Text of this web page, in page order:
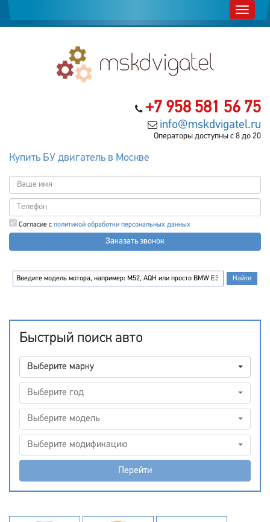
+7 958 581 56 75
info@mskdvigatel.ru
Операторы доступны с 8 до 20
Купить БУ двигатель в Москве
Согласие с политикой обработки персональных данных
Заказать звонок
Быстрый поиск авто
Выберите марку
Выберите год
Выберите модель
Выберите модификацию
Перейти